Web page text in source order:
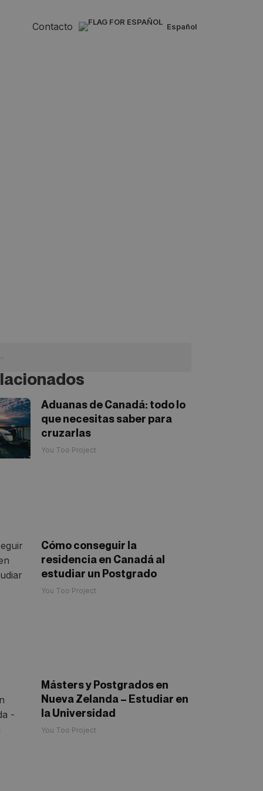
Contacto español
Aduanas de Canadá: todo lo
que necesitas saber para
cruzarlas
You Too Project
Cómo conseguir la
residencia en Canadá al
estudiar un Postgrado
You Too Project
Másters y Postgrados en
Nueva Zelanda – Estudiar en
la Universidad
You Too Project